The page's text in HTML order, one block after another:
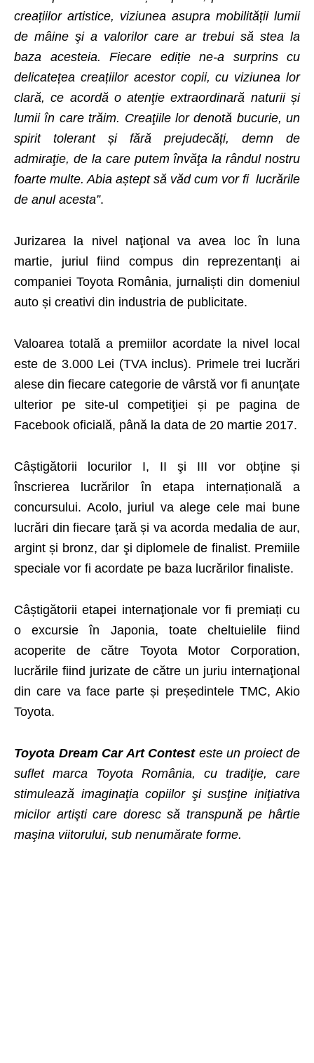
creațiilor artistice, viziunea asupra mobilității lumii
de mâine şi a valorilor care ar trebui să stea la
baza acesteia. Fiecare ediție ne-a surprins cu
delicatețea creațiilor acestor copii, cu viziunea lor
clară, ce acordă o atenţie extraordinară naturii și
lumii în care trăim. Creaţiile lor denotă bucurie, un
spirit tolerant și fără prejudecăți, demn de
admiraţie, de la care putem învăţa la rândul nostru
foarte multe. Abia aștept să văd cum vor fi lucrările
de anul acesta”.
Jurizarea la nivel naţional va avea loc în luna
martie, juriul fiind compus din reprezentanți ai
companiei Toyota România, jurnaliști din domeniul
auto și creativi din industria de publicitate.
Valoarea totală a premiilor acordate la nivel local
este de 3.000 Lei (TVA inclus). Primele trei lucrări
alese din fiecare categorie de vârstă vor fi anunţate
ulterior pesite-ul competiţiei și pe pagina de
Facebook oficială, până la data de 20 martie 2017.
Câștigătorii locurilor I, II şi III vor obține și
înscrierea lucrărilor în etapa internațională a
concursului. Acolo, juriul va alege cele mai bune
lucrări din fiecare țară și va acorda medalia de aur,
argint și bronz, dar şi diplomele de finalist. Premiile
speciale vor fi acordate pe baza lucrărilor finaliste.
Câștigătorii etapei internaţionale vor fi premiați cu
o excursie în Japonia, toate cheltuielile fiind
acoperite de către Toyota Motor Corporation,
lucrările fiind jurizate de către un juriu internaţional
din care va face parte și președintele TMC, Akio
Toyota.
Toyota Dream Car Art Contesteste un proiect de
suflet marca Toyota România, cu tradiţie, care
stimulează imaginaţia copiilor şi susţine iniţiativa
micilor artişti care doresc să transpună pe hârtie
maşina viitorului, sub nenumărate forme.